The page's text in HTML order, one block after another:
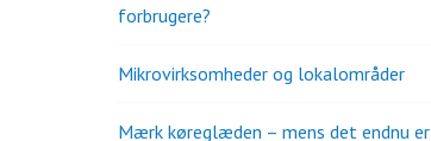
forbrugere?
Mikrovirksomheder og lokalområder
Mærk køreglæden – mens det endnu er